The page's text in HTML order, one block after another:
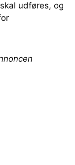
udføres, og